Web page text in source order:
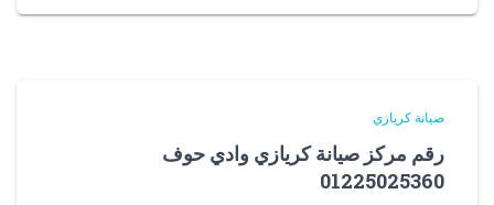
صيانة كريازي
رقم مركز صيانة كريازي وادي حوف
01225025360